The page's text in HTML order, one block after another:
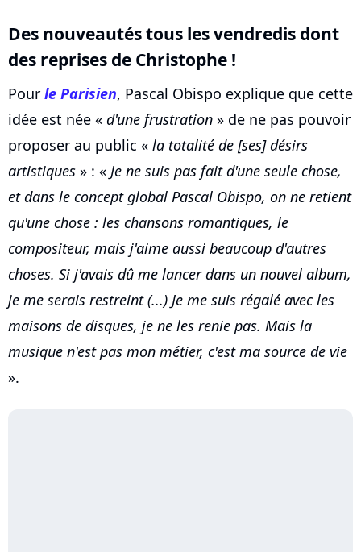
Des nouveautés tous les vendredis dont
des reprises de Christophe !
Pour le Parisien, Pascal Obispo explique que cette
idée est née « d'une frustration » de ne pas pouvoir
proposer au public « la totalité de [ses] désirs
artistiques » : « Je ne suis pas fait d'une seule chose,
et dans le concept global Pascal Obispo, on ne retient
qu'une chose : les chansons romantiques, le
compositeur, mais j'aime aussi beaucoup d'autres
choses. Si j'avais dû me lancer dans un nouvel album,
je me serais restreint (...) Je me suis régalé avec les
maisons de disques, je ne les renie pas. Mais la
musique n'est pas mon métier, c'est ma source de vie
».